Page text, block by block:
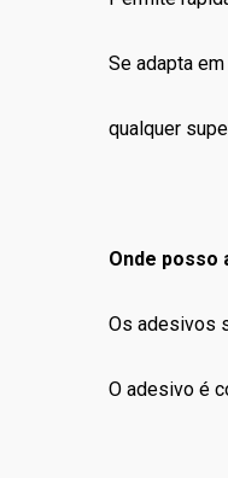
Se adapta
qualquer
Onde posso
Os adesivos
O adesivo é